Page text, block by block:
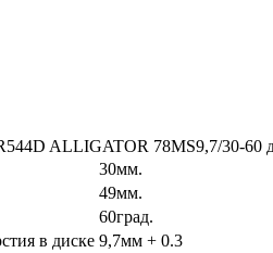
ALLIGATOR 78MS9,7/30-60
30мм.
49мм.
60град.
в диске 9,7мм + 0.3